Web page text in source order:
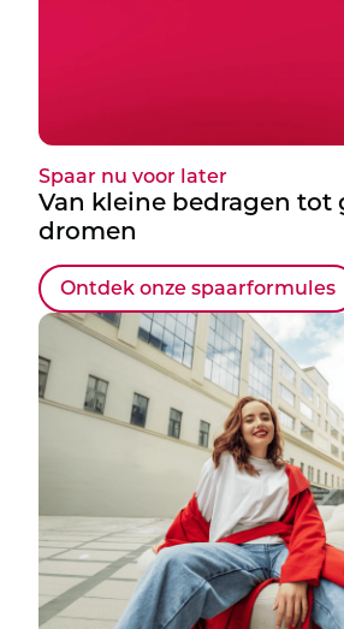
Spaar nu voor later
Van kleine bedragen tot
dromen
Ontdek onze spaarformules